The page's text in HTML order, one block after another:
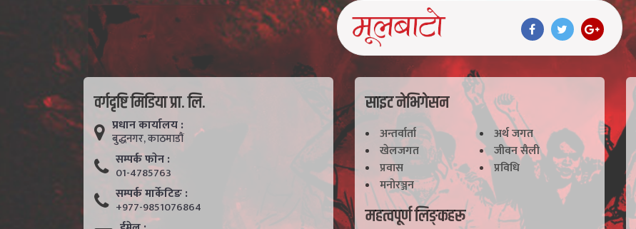
वर्गदृष्टि मिडिया प्रा. लि.
प्रधान कार्यालय :
बुद्धनगर, काठमाडाैं
सम्पर्क फाेन :
01-4785763
सम्पर्क मार्केटिङ :
+977-9851076864
साइट नेभिगेसन
अन्तर्वार्ता
अर्थ जगत
खेलजगत
जीवन सैली
प्रवास
प्रविधि
मनोरञ्जन
महत्वपूर्ण लिङ्कहरू